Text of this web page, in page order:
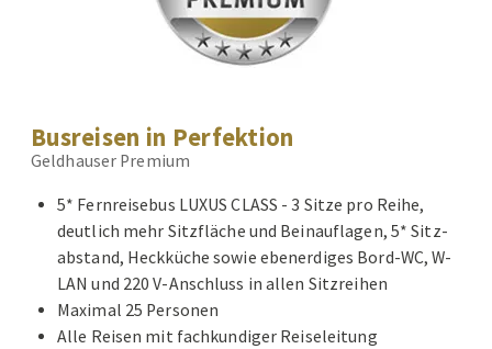
Busreisen in Perfektion
Geldhauser Premium
5* Fernreisebus LUXUS CLASS - 3 Sitze pro Reihe,
deutlich mehr Sitzfläche und Beinauflagen, 5* Sitz-
abstand, Heckküche sowie ebenerdiges Bord-WC, W-
LAN und 220 V-Anschluss in allen Sitzreihen
Maximal 25 Personen
Alle Reisen mit fachkundiger Reiseleitung